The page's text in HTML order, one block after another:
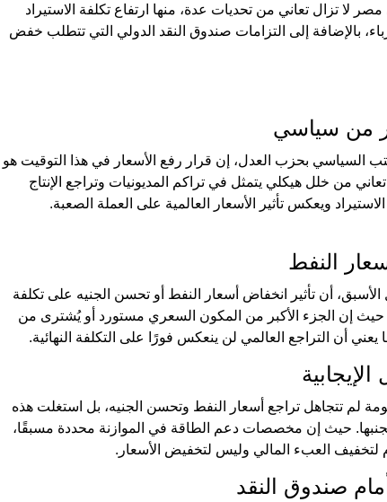
تزال تعاني من تحديات عدة، منها ارتفاع تكلفة الاستيراد
بالإضافة إلى التزامات صندوق النقد الدولي التي تتطلب خفض
من سياسي
السياسي بحزب العدل، إن قرار رفع الأسعار في هذا التوقيت هو
من خلل هيكلي يتمثل في تراكم المديونيات وتراجع الإنتاج
ويعكس تأثير الأسعار العالمية على العملة الصعبة.
النفط
أن تأثير انخفاض أسعار النفط أو تحسن الجنيه على تكلفة
حيث إن الجزء الأكبر من المكون السعري مستورد أو يُشترى من
أن التراجع العالمي لن ينعكس فورًا على التكلفة النهائية.
لم تتجاهل تراجع أسعار النفط وتحسن الجنيه، بل استغلت هذه
تجنبها. حيث إن مخصصات دعم الطاقة في الموازنة محددة مسبقًا،
العبء المالي وليس لتخفيض الأسعار.
صندوق النقد